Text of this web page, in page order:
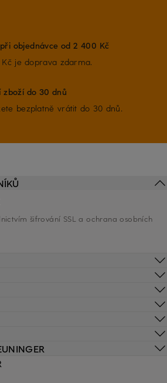
objednávce od 2 400 Kč
je doprava zdarma.
zboží do 30 dnů
bezplatně vrátit do 30 dnů.
šifrování SSL a ochrana osobních